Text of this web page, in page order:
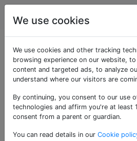
Android
Comment
restaurer
messages
We use cookies
We use cookies and other tracking
browsing experience on our website,
content and targeted ads, to analyze
understand where our visitors are
By continuing, you consent to our use
technologies and affirm you're at least
consent from a parent or guardian.
You can read details in our Cookie